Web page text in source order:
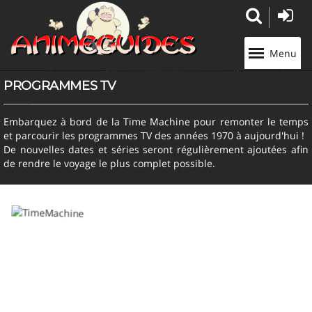
Menu
PROGRAMMES TV
Embarquez à bord de la Time Machine pour remonter le temps
et parcourir les programmes TV des années 1970 à aujourd'hui !
De nouvelles dates et séries seront régulièrement ajoutées afin
de rendre le voyage le plus complet possible.
Panneau de gestion des cookies